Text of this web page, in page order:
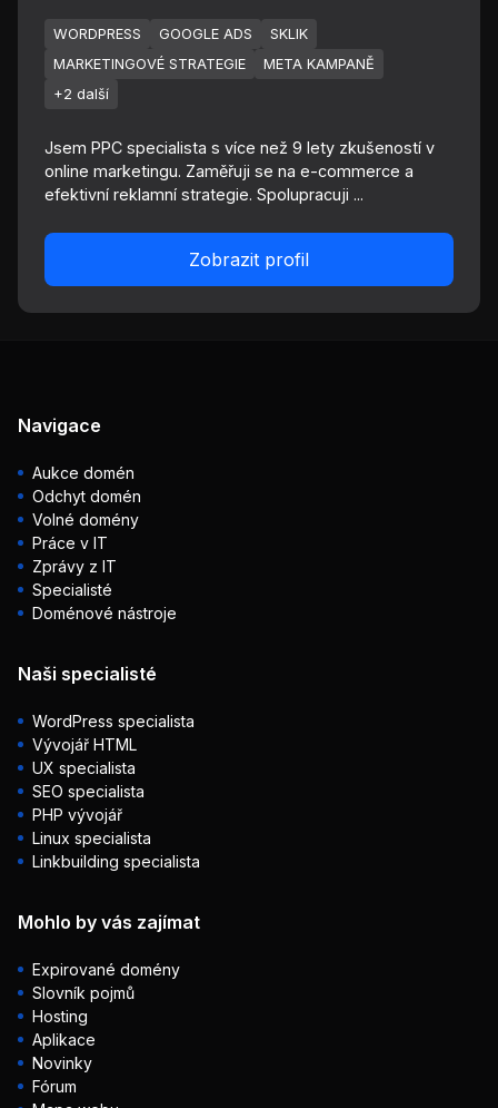
WORDPRESS GOOGLE ADS
SKLIK
MARKETINGOVÉ STRATEGIE
META KAMPANĚ
+2 další
Jsem PPC specialista s více než 9 lety zkušeností v
online marketingu. Zaměřuji se na e-commerce a
efektivní reklamní strategie. Spolupracuji ...
Zobrazit profil
Navigace
Aukce domén
Odchyt domén
Volné domény
Práce v IT
Zprávy z IT
Specialisté
Doménové nástroje
Naši specialisté
WordPress specialista
Vývojář HTML
UX specialista
SEO specialista
PHP vývojář
Linux specialista
Linkbuilding specialista
Mohlo by vás zajímat
Expirované domény
Slovník pojmů
Hosting
Aplikace
Novinky
Fórum